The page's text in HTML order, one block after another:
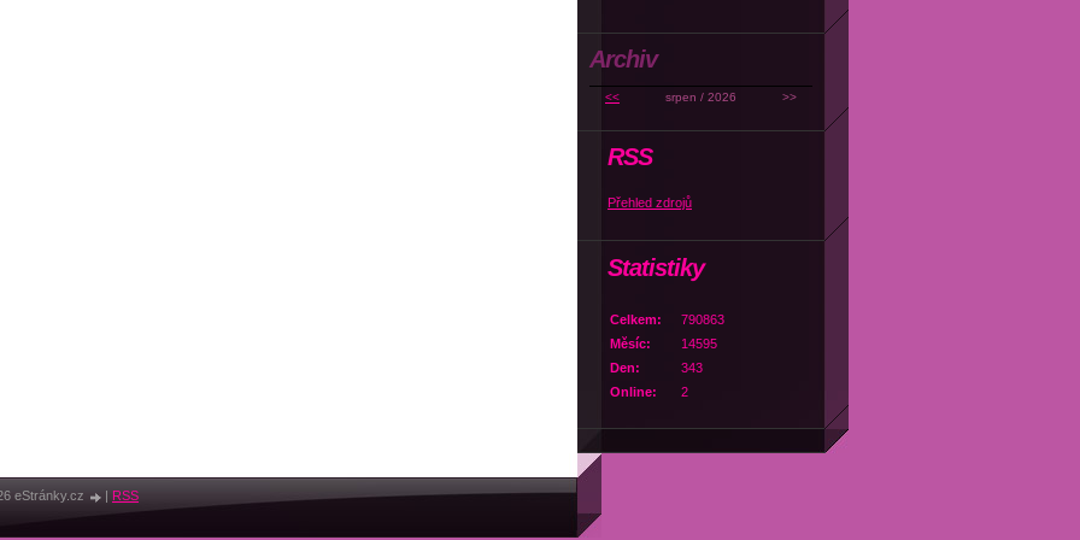
Archiv
<< srpen / 2026 >>
RSS
Přehled zdrojů
Statistiky
Online: 2
Celkem:
790863
Měsíc:
14595
Den:
343
eStránky.cz RSS